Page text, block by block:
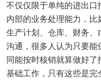
不仅仅限于单纯的进出
内部的业务处理能力，比
生产计划、仓库、财务、
沟通，很多人认为只要
同能按时核销就算做好
基础工作，只有这些是